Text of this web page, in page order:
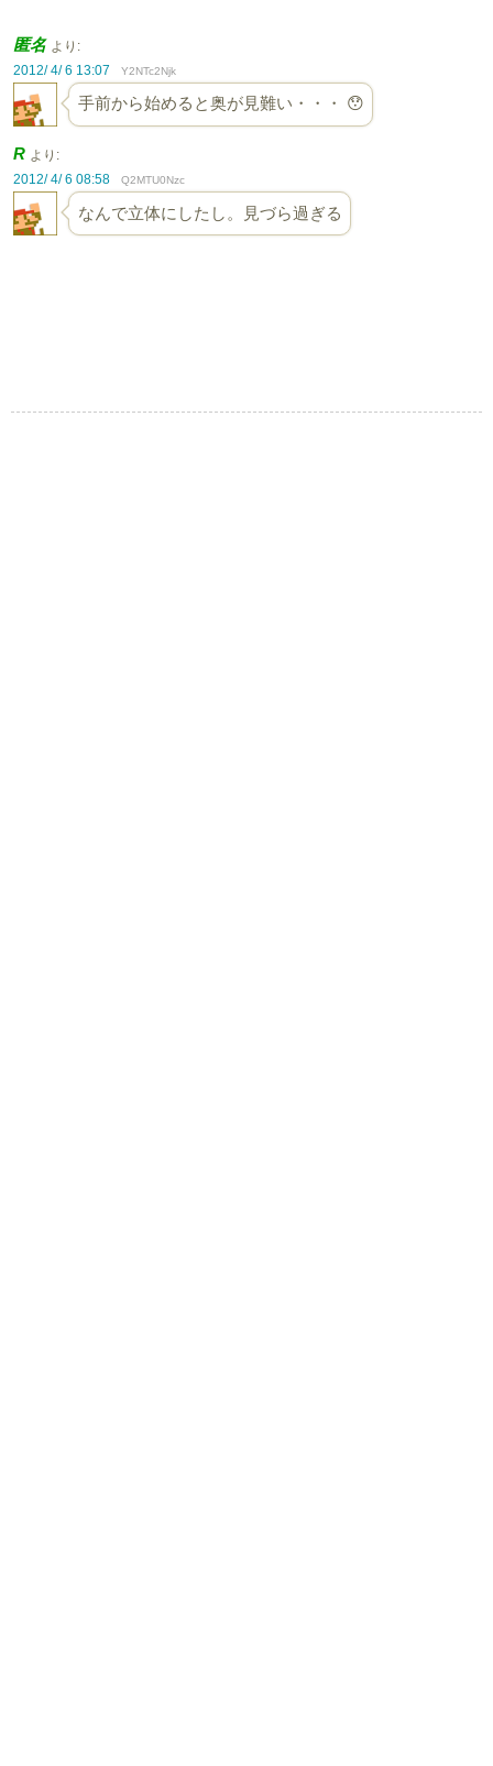
匿名 より:
2012/ 4/ 6 13:07
Y2NTc2Njk
手前から始めると奥が見難い・・・ 😯
R より:
2012/ 4/ 6 08:58
Q2MTU0Nzc
なんで立体にしたし。見づら過ぎる